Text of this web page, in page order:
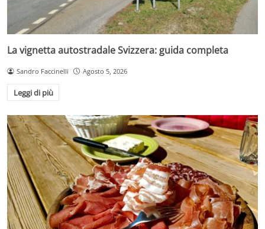
La vignetta autostradale Svizzera: guida completa
Sandro Faccinelli Agosto 5, 2026
Leggi di più